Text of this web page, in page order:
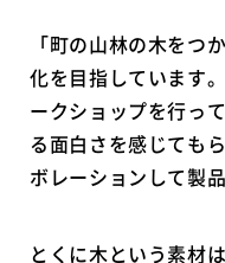
「町の山林の木をつ
化を目指しています
ークショップを行っ
る面白さを感じても
ボレーションして製
とくに木という素材